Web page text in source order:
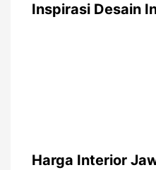
Inspirasi Desain
Harga Interior